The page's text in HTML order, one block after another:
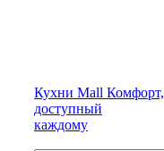
Кухни Mall Комфорт,
доступный
каждому